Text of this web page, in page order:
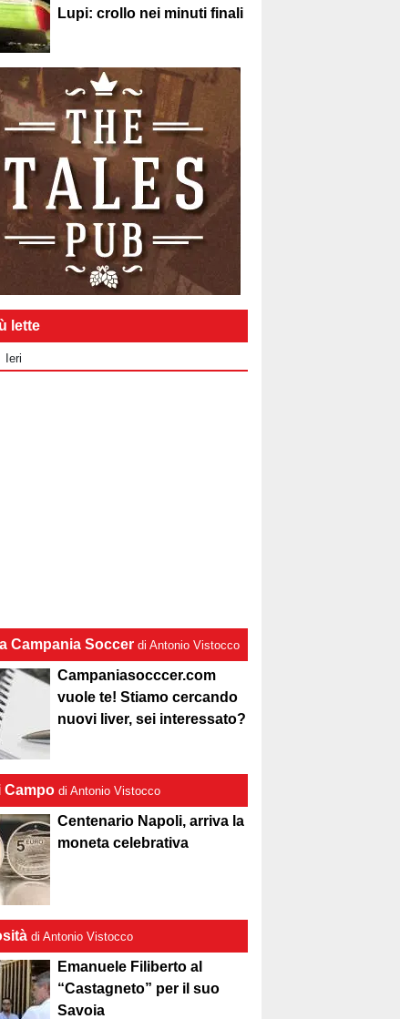
Lupi: crollo nei minuti finali
lette
Ieri
Campania Soccer di Antonio Vistocco
Campaniasocccer.com
vuole te! Stiamo cercando
nuovi liver, sei interessato?
Campo di Antonio Vistocco
Centenario Napoli, arriva la
moneta celebrativa
di Antonio Vistocco
Emanuele Filiberto al
“Castagneto” per il suo
Savoia